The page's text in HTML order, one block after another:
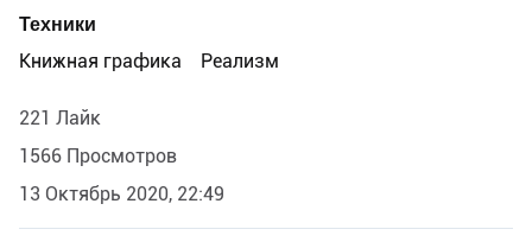
Техники
Книжная графика
Реализм
221 Лайк
1566 Просмотров
13 Октябрь 2020, 22:49